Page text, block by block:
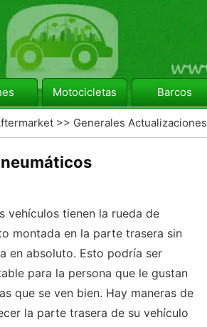
Motocicletas Barcos
>> Generales Actualizaciones
vehículos tienen la rueda de
montada en la parte trasera sin
en absoluto. Esto podría ser
para la persona que le gustan
que se ven bien. Hay maneras de
la parte trasera de su vehículo